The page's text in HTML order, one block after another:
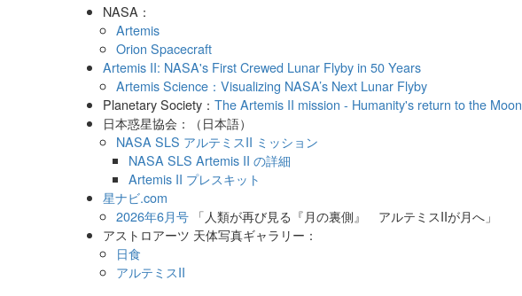
NASA：
Artemis
Orion Spacecraft
Artemis II: NASA's First Crewed Lunar Flyby in 50 Years
Artemis Science：Visualizing NASA’s Next Lunar Flyby
Planetary Society：The Artemis II mission - Humanity's return to the Moon
日本惑星協会：（日本語）
NASA SLS アルテミスII ミッション
NASA SLS Artemis II の詳細
Artemis II プレスキット
星ナビ.com
2026年6月号「人類が再び見る『月の裏側』 アルテミスIIが月へ」
アストロアーツ 天体写真ギャラリー：
日食
アルテミスII